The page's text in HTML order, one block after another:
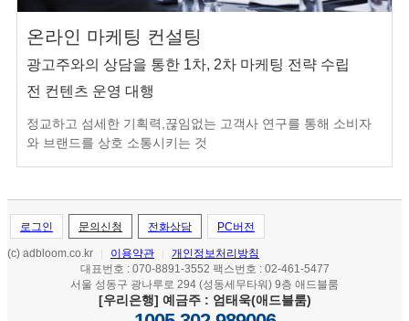
온라인 마케팅 컨설팅
광고주와의 상담을 통한 1차, 2차 마케팅 전략 수립
전 컨텐츠 운영 대행
정교하고 섬세한 기획력,끊임없는 고객사 연구를 통해 소비자
와 브랜드를 상호 소통시키는 것
로그인 문의신청 전화상담 PC버전
(c) adbloom.co.kr 이용약관
개인정보처리방침
대표번호 : 070-8891-3552 팩스번호 : 02-461-5477
서울 성동구 광나루로 294 (성동세무타워) 9층 애드블룸
[우리은행] 예금주 : 엄태욱(애드블룸)